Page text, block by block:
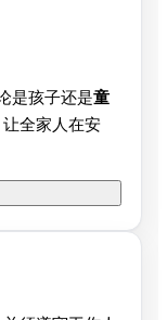
是孩子还是童
让全家人在安